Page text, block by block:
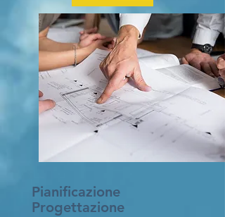
Pianificazione
Progettazione